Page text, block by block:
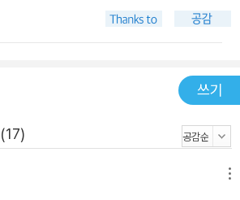
지치고 스트레스에 장기간 노출된 해
가며 밥을 ‘대접’하는 우리밥연대 요
위해 노력하는 배달 노동자 이기중,
다 난민들과 밥을 나누는 친구가 된 독
, 지금껏 자신을 위한 요리는 해본 적
넣어주는 일이 사는 행복인 산업 재
쓰기